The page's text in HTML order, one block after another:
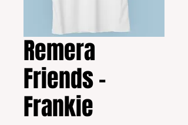
Remera
Friends -
Frankie